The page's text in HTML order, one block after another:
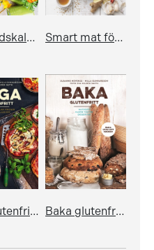
Trädgårdskalender Smart mat för en frisk kropp och hjärna
Laga glutenfritt - pasta, pizza, pajer, piroger & andra klassiker Baka glutenfritt